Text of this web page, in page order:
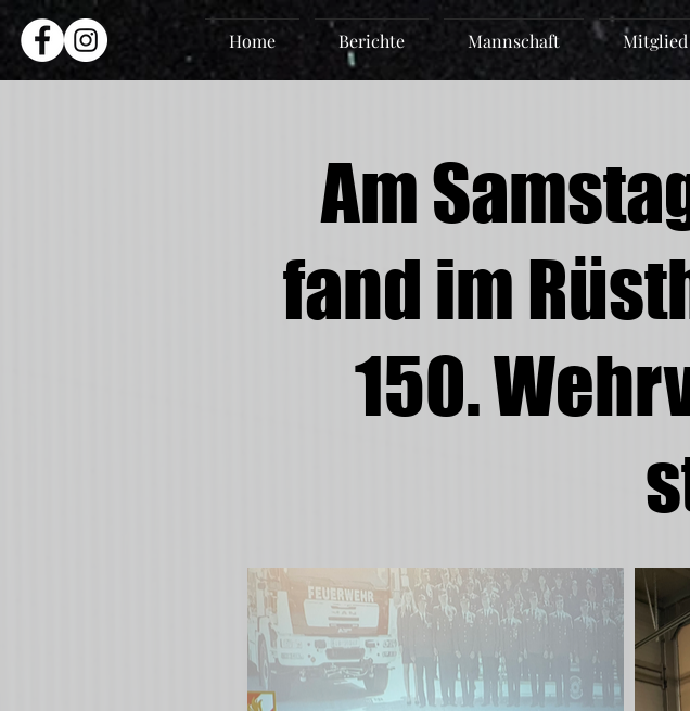
Home Berichte Mannschaft Mitglied
Am
fand im
150.